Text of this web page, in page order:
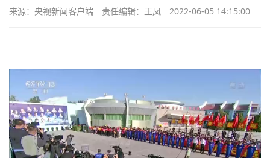
来源：央视新闻客户端 责任编辑：王凤 2022-06-05 14:15:00